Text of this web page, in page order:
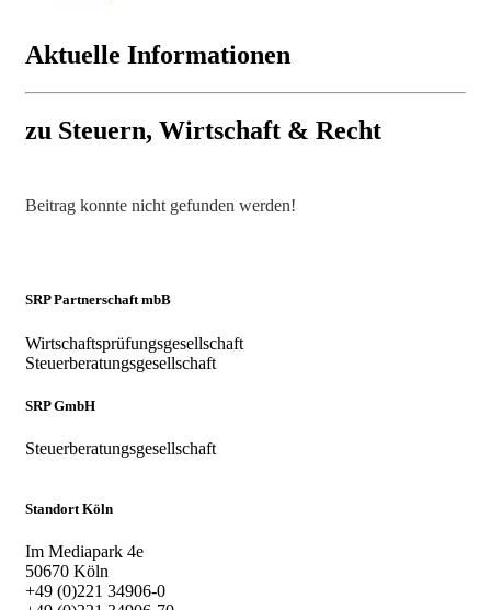
Aktuelle Informationen
zu Steuern, Wirtschaft & Recht
Beitrag konnte nicht gefunden werden!
SRP Partnerschaft mbB
Wirtschaftsprüfungsgesellschaft
Steuerberatungsgesellschaft
SRP GmbH
Steuerberatungsgesellschaft
Standort Köln
Im Mediapark 4e
50670 Köln
+49 (0)221 34906-0